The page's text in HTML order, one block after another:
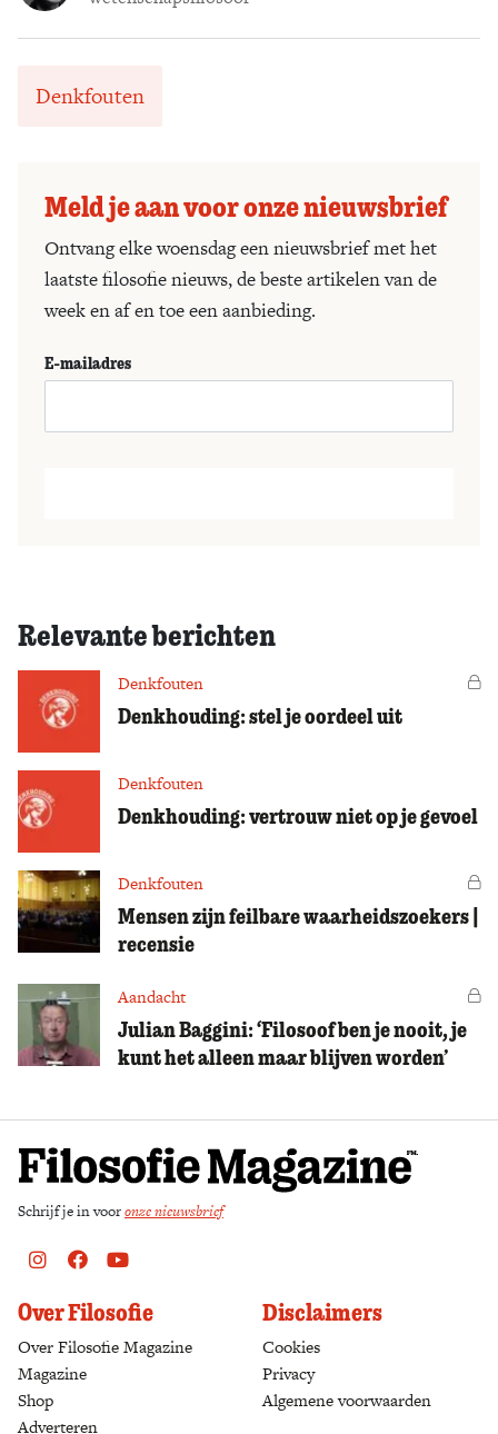
Denkfouten
Meld je aan voor onze nieuwsbrief
Ontvang elke woensdag een nieuwsbrief met het
laatste filosofie nieuws, de beste artikelen van de
week en af en toe een aanbieding.
E-mailadres
Relevante berichten
Denkfouten
Denkhouding: stel je oordeel uit
Denkfouten
Denkhouding: vertrouw niet op je gevoel
Denkfouten
Mensen zijn feilbare waarheidszoekers |
recensie
Aandacht
Julian Baggini: ‘Filosoof ben je nooit, je
kunt het alleen maar blijven worden’
Schrijf je in vooronze nieuwsbrief
Instagram
FacebookYoutube
Over Filosofie
Over Filosofie Magazine
Magazine
Shop
Adverteren
Disclaimers
Cookies
Privacy
Algemene voorwaarden